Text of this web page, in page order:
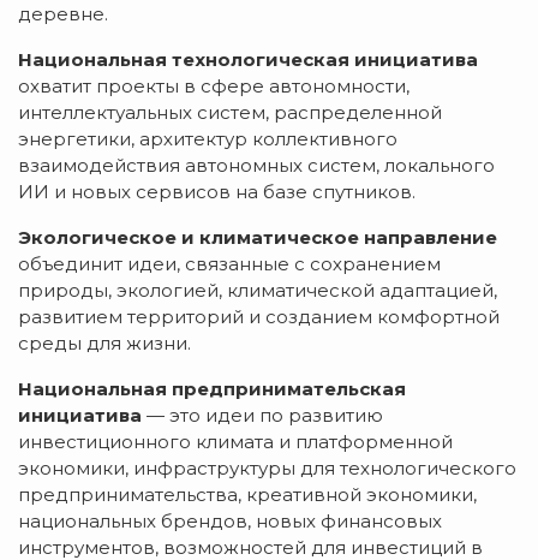
деревне.
Национальная технологическая инициатива
охватит проекты в сфере автономности,
интеллектуальных систем, распределенной
энергетики, архитектур коллективного
взаимодействия автономных систем, локального
ИИ и новых сервисов на базе спутников.
Экологическое и климатическое направление
объединит идеи, связанные с сохранением
природы, экологией, климатической адаптацией,
развитием территорий и созданием комфортной
среды для жизни.
Национальная предпринимательская
инициатива — это идеи по развитию
инвестиционного климата и платформенной
экономики, инфраструктуры для технологического
предпринимательства, креативной экономики,
национальных брендов, новых финансовых
инструментов, возможностей для инвестиций в